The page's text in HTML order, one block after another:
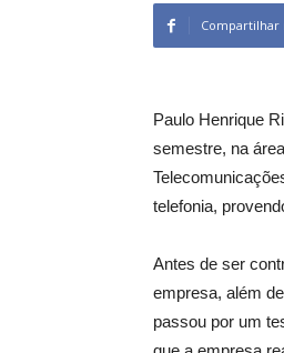
Compartilhar
Paulo Henrique
semestre, na
telefonia,
Antes de ser
empresa, além
passou por um